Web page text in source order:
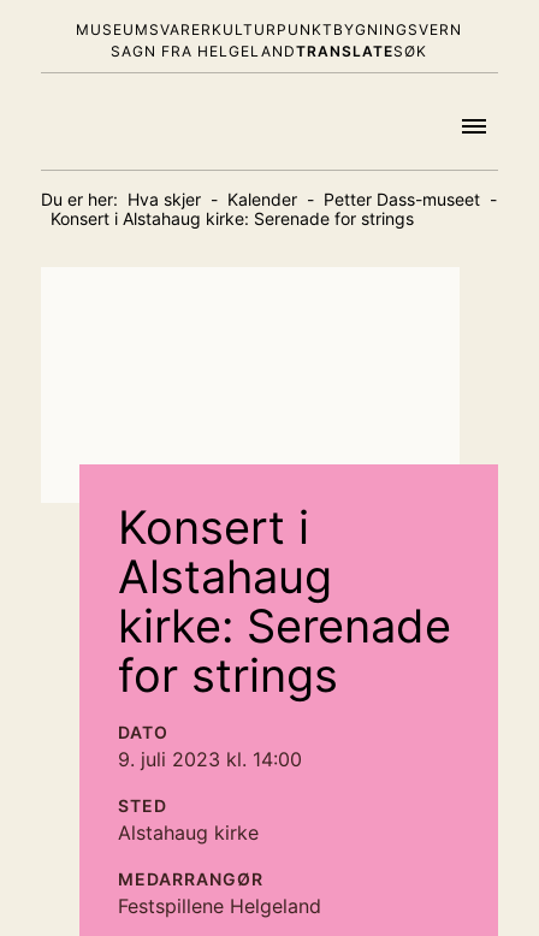
MUSEUMSVARER KULTURPUNKT BYGNINGSVERN
SAGN FRA HELGELANDTRANSLATESØK
Du er her: Hva skjer - Kalender - Petter Dass-museet -
Konsert i Alstahaug kirke: Serenade for strings
Konsert i
Alstahaug
kirke: Serenade
for strings
DATO
9. juli 2023 kl. 14:00
STED
Alstahaug kirke
MEDARRANGØR
Festspillene Helgeland